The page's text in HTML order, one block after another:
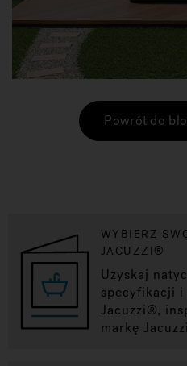
Powrót do
WYBIERZ
JACUZZI®
Uzyskaj
specyfikacji
Jacuzzi®,
markę